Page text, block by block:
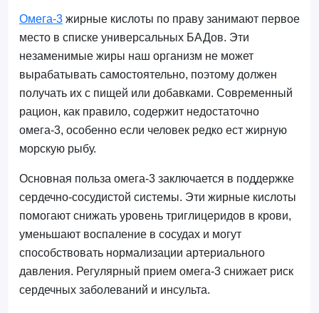
Омега-3жирные кислоты по праву занимают первое
место в списке универсальных БАДов. Эти
незаменимые жиры наш организм не может
вырабатывать самостоятельно, поэтому должен
получать их с пищей или добавками. Современный
рацион, как правило, содержит недостаточно
омега-3, особенно если человек редко ест жирную
морскую рыбу.
Основная польза омега-3 заключается в поддержке
сердечно-сосудистой системы. Эти жирные кислоты
помогают снижать уровень триглицеридов в крови,
уменьшают воспаление в сосудах и могут
способствовать нормализации артериального
давления. Регулярный прием омега-3 снижает риск
сердечных заболеваний и инсульта.